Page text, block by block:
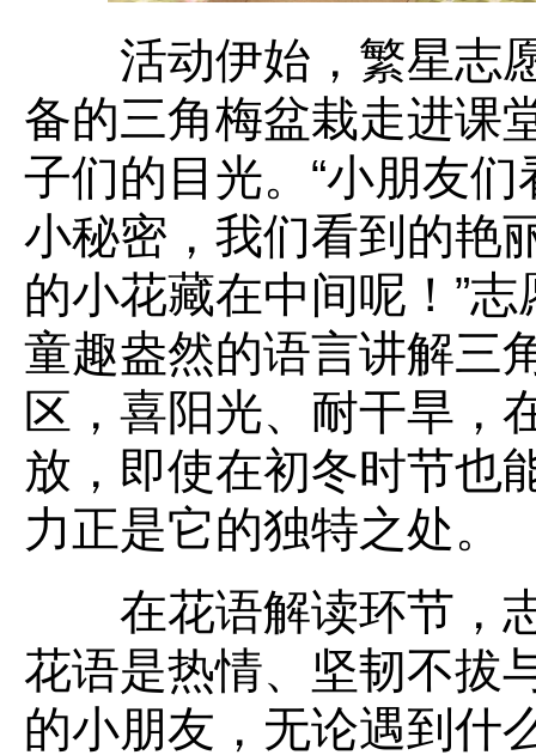
活动伊始，繁星志愿
备的三角梅盆栽走进课
子们的目光。“小朋友
小秘密，我们看到的艳
的小花藏在中间呢！”
童趣盎然的语言讲解三
区，喜阳光、耐干旱，
放，即使在初冬时节也
力正是它的独特之处。
在花语解读环节，志
花语是热情、坚韧不拔
的小朋友，无论遇到什